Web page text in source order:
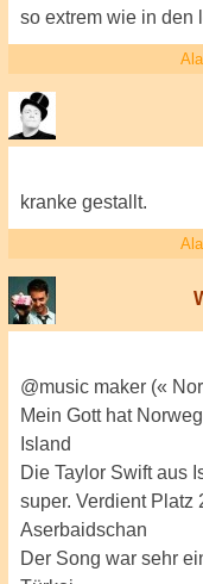
so extrem wie in den
kranke gestallt.
@music maker («
Mein Gott hat
Island
Die Taylor Swift aus
super. Verdient Platz
Aserbaidschan
Der Song war sehr